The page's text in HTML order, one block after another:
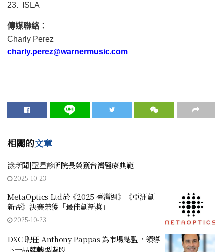
23. ISLA
傳媒聯絡：
Charly Perez
charly.perez@warnermusic.com
相關的文章
漾新聞|聖星診所院長榮獲台灣醫療典範
2025-10-23
MetaOptics Ltd於《2025 臺灣週》《亞洲創
新盃》決賽榮獲「最佳創新獎」
2025-10-23
DXC 聘任 Anthony Pappas 為市場總監，領導
下一品牌轉型階段